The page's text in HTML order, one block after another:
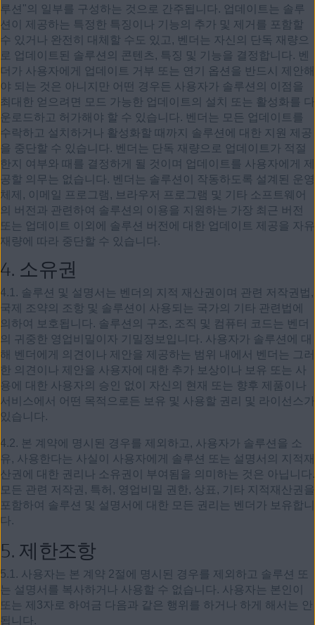
루션"의 일부를 구성하는 것으로 간주됩니다. 업데이트는 솔루
션이 제공하는 특정한 특징이나 기능의 추가 및 제거를 포함할
수 있거나 완전히 대체할 수도 있고, 벤더는 자신의 단독 재량으
로 업데이트된 솔루션의 콘텐츠, 특징 및 기능을 결정합니다. 벤
더가 사용자에게 업데이트 거부 또는 연기 옵션을 반드시 제안해
야 되는 것은 아니지만 어떤 경우든 사용자가 솔루션의 이점을
최대한 얻으려면 모드 가능한 업데이트의 설치 또는 활성화를 다
운로드하고 허가해야 할 수 있습니다. 벤더는 모든 업데이트를
수락하고 설치하거나 활성화할 때까지 솔루션에 대한 지원 제공
을 중단할 수 있습니다. 벤더는 단독 재량으로 업데이트가 적절
한지 여부와 때를 결정하게 될 것이며 업데이트를 사용자에게 제
공할 의무는 없습니다. 벤더는 솔루션이 작동하도록 설계된 운영
체제, 이메일 프로그램, 브라우저 프로그램 및 기타 소프트웨어
의 버전과 관련하여 솔루션의 이용을 지원하는 가장 최근 버전
또는 업데이트 이외에 솔루션 버전에 대한 업데이트 제공을 자유
재량에 따라 중단할 수 있습니다.
4. 소유권
4.1. 솔루션 및 설명서는 벤더의 지적 재산권이며 관련 저작권법,
국제 조약의 조항 및 솔루션이 사용되는 국가의 기타 관련법에
의하여 보호됩니다. 솔루션의 구조, 조직 및 컴퓨터 코드는 벤더
의 귀중한 영업비밀이자 기밀정보입니다. 사용자가 솔루션에 대
해 벤더에게 의견이나 제안을 제공하는 범위 내에서 벤더는 그러
한 의견이나 제안을 사용자에 대한 추가 보상이나 보유 또는 사
용에 대한 사용자의 승인 없이 자신의 현재 또는 향후 제품이나
서비스에서 어떤 목적으로든 보유 및 사용할 권리 및 라이선스가
있습니다.
4.2. 본 계약에 명시된 경우를 제외하고, 사용자가 솔루션을 소
유, 사용한다는 사실이 사용자에게 솔루션 또는 설명서의 지적재
산권에 대한 권리나 소유권이 부여됨을 의미하는 것은 아닙니다.
모든 관련 저작권, 특허, 영업비밀 권한, 상표, 기타 지적재산권을
포함하여 솔루션 및 설명서에 대한 모든 권리는 벤더가 보유합니
다.
5. 제한조항
5.1. 사용자는 본 계약 2절에 명시된 경우를 제외하고 솔루션 또
는 설명서를 복사하거나 사용할 수 없습니다. 사용자는 본인이
또는 제3자로 하여금 다음과 같은 행위를 하거나 하게 해서는 안
됩니다.